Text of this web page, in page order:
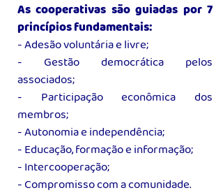
As cooperativas são guiadas por 7
princípios fundamentais:
- Adesão voluntária e livre;
- Gestão democrática pelos
associados;
- Participação econômica dos
membros;
- Autonomia e independência;
- Educação, formação e informação;
- Intercooperação;
- Compromisso com a comunidade.